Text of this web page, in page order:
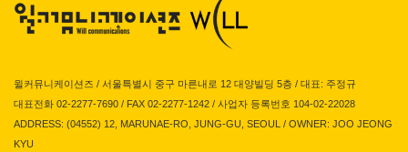
② “몰은 이용자가 약관에 동의하기에 앞서 약관에 정하여져 있는
내용 중 청약철회?배송책임?환불조건 등과 같은 중요한 내용을
제공하여 이용자의 확인을 구하여야 합니다.
③ “몰”은 전자상거래등에서의소비자보호에관한법률, 약관의규제
에관한법률, 전자거래기본법, 전자서명법, 정보통신망이용촉진등
윌커뮤니케이션즈 / 서울특별시 중구 마른내로 12 대양빌딩 5층 / 대표: 주정규
대표전화 02-2277-7690 / FAX 02-2277-1242 / 사업자 등록번호 104-02-22028
ADDRESS: (04552) 12, MARUNAE-RO, JUNG-GU, SEOUL / OWNER: JOO JEONG
KYU